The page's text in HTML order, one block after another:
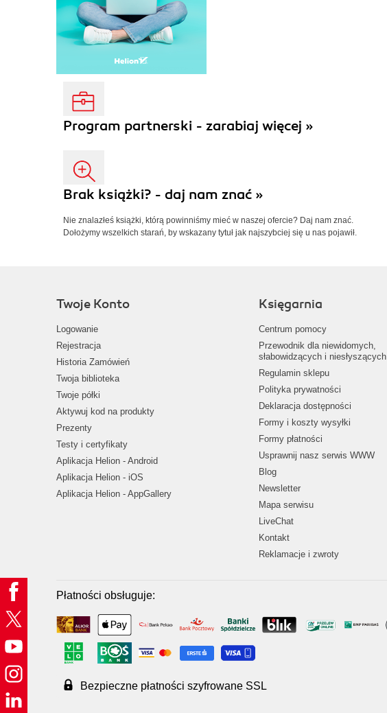
Program partnerski - zarabiaj więcej »
Brak książki? - daj nam znać »
Nie znalazłeś książki, którą powinniśmy mieć w naszej ofercie? Daj nam znać.
Dołożymy wszelkich starań, by wskazany tytuł jak najszybciej się u nas pojawił.
Twoje Konto
Logowanie
Rejestracja
Historia Zamówień
Twoja biblioteka
Twoje półki
Aktywuj kod na produkty
Prezenty
Testy i certyfikaty
Aplikacja Helion - Android
Aplikacja Helion - iOS
Aplikacja Helion - AppGallery
Księgarnia
Centrum pomocy
Przewodnik dla niewidomych,
słabowidzących i niesłyszących
Regulamin sklepu
Polityka prywatności
Deklaracja dostępności
Formy i koszty wysyłki
Formy płatności
Usprawnij nasz serwis WWW
Blog
Newsletter
Mapa serwisu
LiveChat
Kontakt
Reklamacje i zwroty
Płatności obsługuje:
Bezpieczne płatności szyfrowane SSL